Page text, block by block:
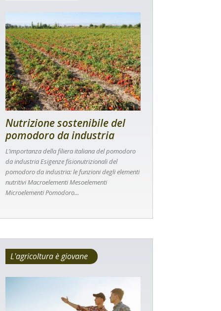
Nutrizione sostenibile del
pomodoro da industria
L’importanza della filiera italiana del pomodoro
da industria Esigenze fisionutrizionali del
pomodoro da industria: le funzioni degli elementi
nutritivi Macroelementi Mesoelementi
Microelementi Pomodoro...
L'agricoltura è giovane